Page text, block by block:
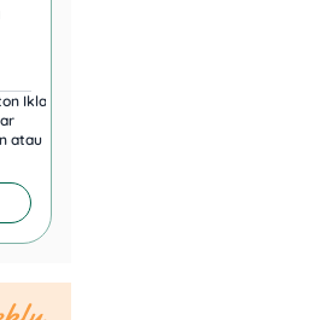
Iklan
atau Cuma